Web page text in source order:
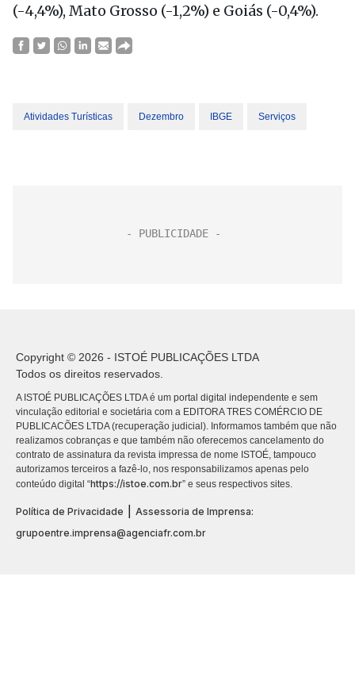
(-4,4%), Mato Grosso (-1,2%) e Goiás (-0,4%).
Atividades Turísticas Dezembro IBGE Serviços
Copyright © 2026 - ISTOÉ PUBLICAÇÕES LTDA
Todos os direitos reservados.
A ISTOÉ PUBLICAÇÕES LTDA é um portal digital independente e sem
vinculação editorial e societária com a EDITORA TRES COMÉRCIO DE
PUBLICACÕES LTDA (recuperação judicial). Informamos também que não
realizamos cobranças e que também não oferecemos cancelamento do
contrato de assinatura da revista impressa de nome ISTOÉ, tampouco
autorizamos terceiros a fazê-lo, nos responsabilizamos apenas pelo
conteúdo digital “https://istoe.com.br” e seus respectivos sites.
Política de Privacidade
Assessoria de Imprensa:
grupoentre.imprensa@agenciafr.com.br